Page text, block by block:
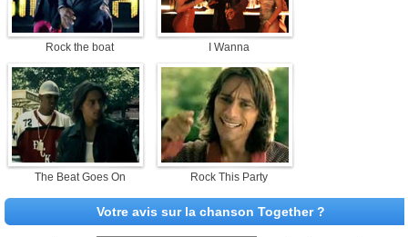
Rock the boat I Wanna
The Beat Goes On Rock This Party
Votre avis sur la chanson Together ?